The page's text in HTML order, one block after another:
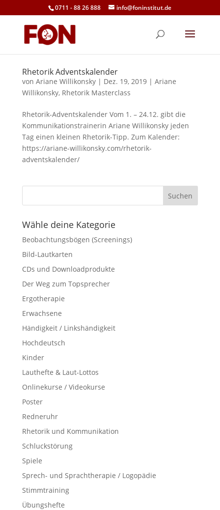
0711 - 88 26 888 info@foninstitut.de
Rhetorik Adventskalender
von Ariane Willikonsky| Dez. 19, 2019| Ariane
Willikonsky, Rhetorik Masterclass
Rhetorik-Adventskalender Vom 1. – 24.12. gibt die
Kommunikationstrainerin Ariane Willikonsky jeden
Tag einen kleinen Rhetorik-Tipp. Zum Kalender:
https://ariane-willikonsky.com/rhetorik-
adventskalender/
Wähle deine Kategorie
Beobachtungsbögen (Screenings)
Bild-Lautkarten
CDs und Downloadprodukte
Der Weg zum Topsprecher
Ergotherapie
Erwachsene
Händigkeit / Linkshändigkeit
Hochdeutsch
Kinder
Lauthefte & Laut-Lottos
Onlinekurse / Videokurse
Poster
Redneruhr
Rhetorik und Kommunikation
Schluckstörung
Spiele
Sprech- und Sprachtherapie / Logopädie
Stimmtraining
Übungshefte